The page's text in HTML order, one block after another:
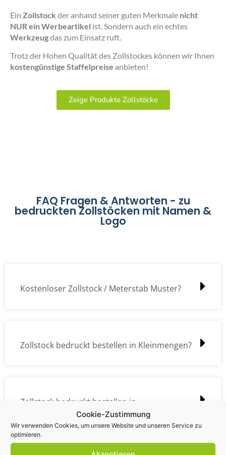
Cookie-Zustimmung
Wir verwenden Cookies, um unsere Website und unseren Service zu
optimieren.
Ein Zollstock der anhand seiner guten Merkmale nicht
NUR ein Werbeartikel ist. Sondern auch ein echtes
Werkzeugdas zum Einsatz ruft.
Trotz der Hohen Qualität des Zollstockes können wir Ihnen
kostengünstige Staffelpreise anbieten!
Zeige Produkte Zollstöcke
FAQ Fragen & Antworten - zu
bedruckten Zollstöcken mit Namen &
Logo
Kostenloser Zollstock / Meterstab Muster?
Zollstock bedruckt bestellen in Kleinmengen?
Zollstock bedruckt bestellen in